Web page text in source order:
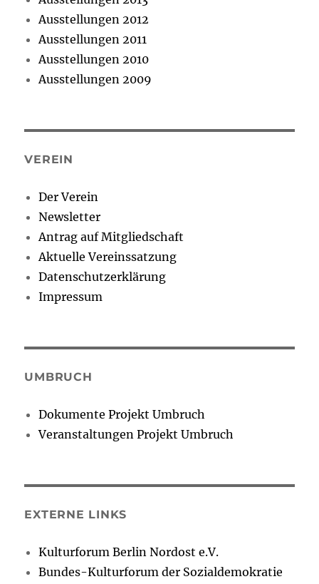
Ausstellungen 2012
Ausstellungen 2011
Ausstellungen 2010
Ausstellungen 2009
VEREIN
Der Verein
Newsletter
Antrag auf Mitgliedschaft
Aktuelle Vereinssatzung
Datenschutzerklärung
Impressum
UMBRUCH
Dokumente Projekt Umbruch
Veranstaltungen Projekt Umbruch
EXTERNE LINKS
Kulturforum Berlin Nordost e.V.
Bundes-Kulturforum der Sozialdemokratie